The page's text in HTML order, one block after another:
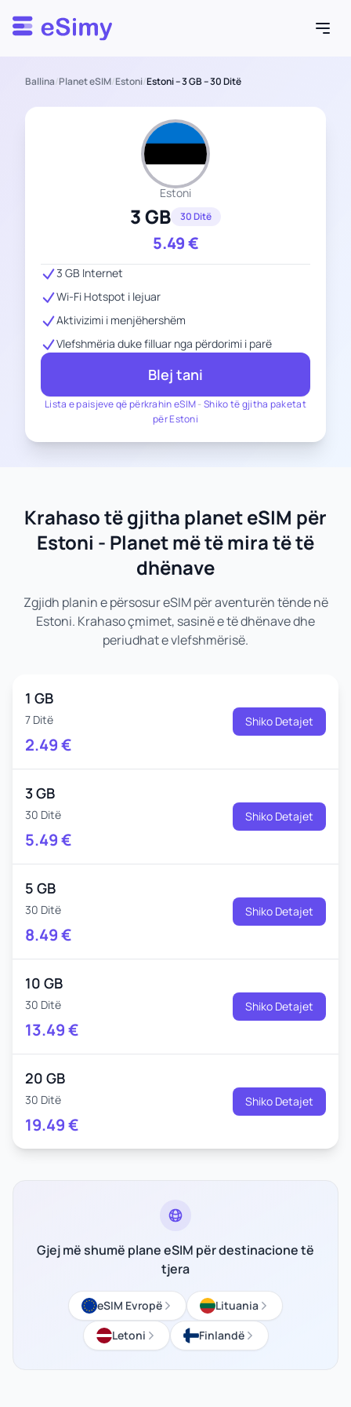
Esimy
Ballina/Planet eSIM/Estoni/Estoni – 3 GB – 30 Ditë
Estoni
3 GB 30 Ditë
5.49€
Lista e paisjeve që përkrahin eSIM-Shiko të gjitha paketat
për Estoni
3 GB Internet
Wi-Fi Hotspot i lejuar
Aktivizimi i menjëhershëm
Vlefshmëria duke filluar nga përdorimi i parë
Blej tani
Krahaso të gjitha planet eSIM për
Estoni - Planet më të mira të të
dhënave
Zgjidh planin e përsosur eSIM për aventurën tënde në
Estoni. Krahaso çmimet, sasinë e të dhënave dhe
periudhat e vlefshmërisë.
1 GB
7 Ditë
2.49€
Shiko Detajet
3 GB
30 Ditë
5.49€
Shiko Detajet
5 GB
30 Ditë
8.49€
Shiko Detajet
10 GB
30 Ditë
13.49€
Shiko Detajet
20 GB
30 Ditë
19.49€
Shiko Detajet
Gjej më shumë plane eSIM për destinacione të
tjera
eSIM Evropë
Lituania
Letoni
Finlandë